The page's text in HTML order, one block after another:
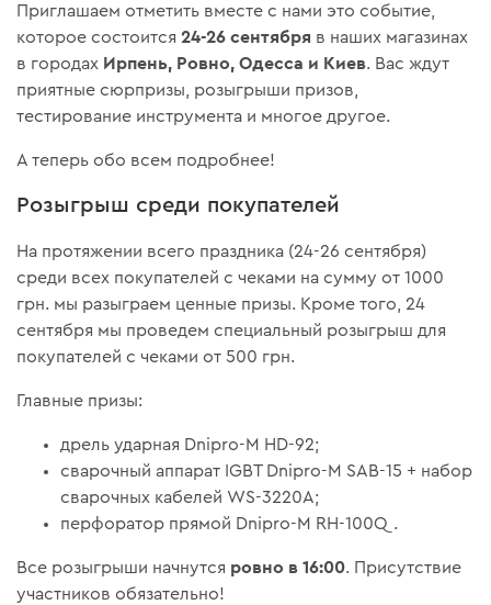
Приглашаем отметить вместе с нами это событие,
которое состоится24-26 сентября в наших магазинах
в городах Ирпень, Ровно, Одесса и Киев. Вас ждут
приятные сюрпризы, розыгрыши призов,
тестирование инструмента и многое другое.
А теперь обо всем подробнее!
Розыгрыш среди покупателей
На протяжении всего праздника (24-26 сентября)
среди всех покупателей с чеками на сумму от 1000
грн. мы разыграем ценные призы. Кроме того, 24
сентября мы проведем специальный розыгрыш для
покупателей с чеками от 500 грн.
Главные призы:
дрель ударная Dnipro-M HD-92;
сварочный аппарат IGBT Dnipro-M SAB-15 + набор
сварочных кабелей WS-3220A;
перфоратор прямой Dnipro-M RH-100Q.
Все розыгрыши начнутся ровно в 16:00. Присутствие
участников обязательно!